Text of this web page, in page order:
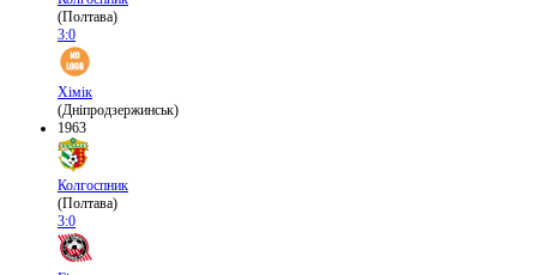
(Полтава)
3:0
Хімік
(Дніпродзержинськ)
1963
Колгоспник
(Полтава)
3:0